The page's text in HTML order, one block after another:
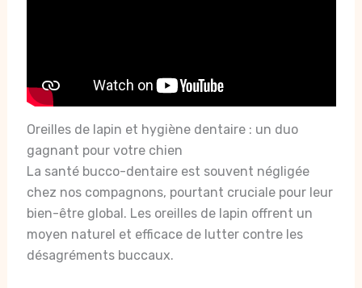
Oreilles de lapin et hygiène dentaire : un duo
gagnant pour votre chien
La santé bucco-dentaire est souvent négligée
chez nos compagnons, pourtant cruciale pour leur
bien-être global. Les oreilles de lapin offrent un
moyen naturel et efficace de lutter contre les
désagréments buccaux.